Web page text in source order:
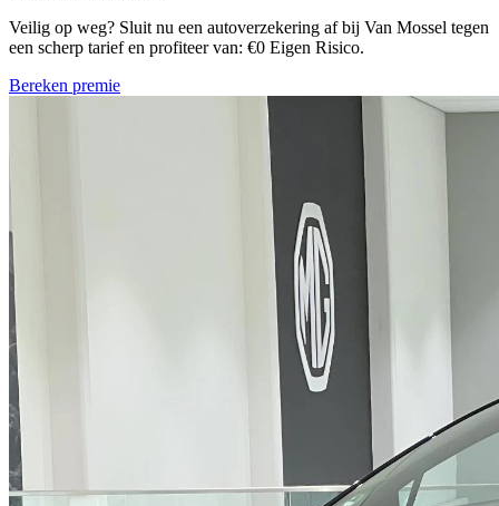
Veilig op weg? Sluit nu een autoverzekering af bij Van Mossel tegen
een scherp tarief en profiteer van: €0 Eigen Risico.
Bereken premie